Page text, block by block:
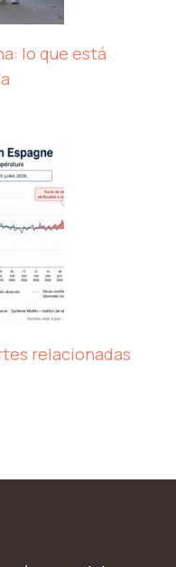
lo que está
relacionadas